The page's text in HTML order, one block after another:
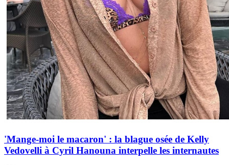
'Mange-moi le macaron' : la blague osée de Kelly
Vedovelli à Cyril Hanouna interpelle les internautes